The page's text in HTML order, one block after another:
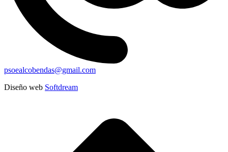
psoealcobendas@gmail.com
Diseño web Softdream